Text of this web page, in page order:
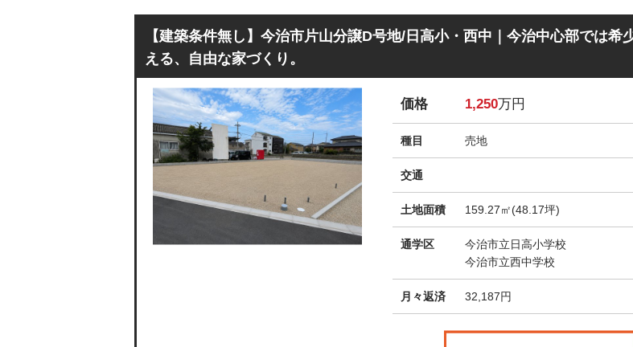
【建築条件無し】今治市片山分譲D号地/日高小・西中｜今治中心部では
える、自由な家づくり。
価格 1,250万円
種目 売地
交通
土地面積 159.27㎡(48.17坪)
通学区
今治市立日高小学校
今治市立西中学校
月々返済 32,187円